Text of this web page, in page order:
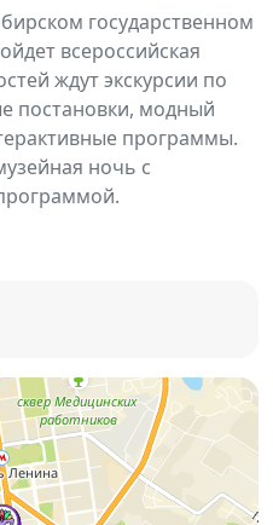
государственном
всероссийская
ждут экскурсии по
постановки, модный
программы.
ночь с
2026»
посвященную
— проекты,
наследие региона и
через театр, моду,